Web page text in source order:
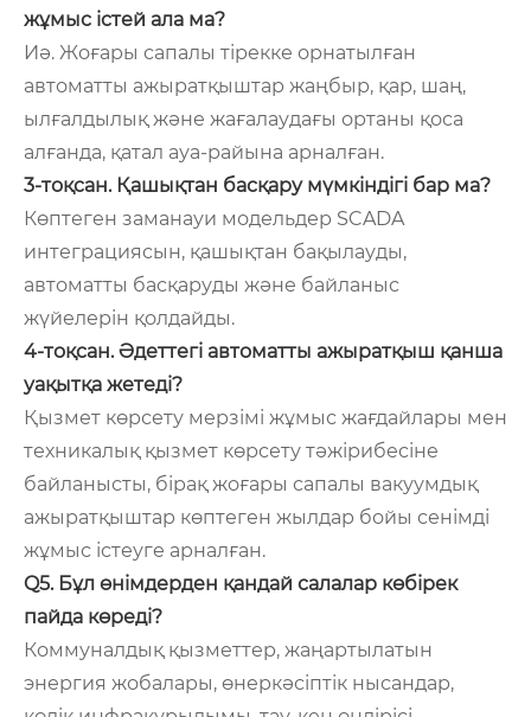
жұмыс істей ала ма?
Иә. Жоғары сапалы тірекке орнатылған
автоматты ажыратқыштар жаңбыр, қар, шаң,
ылғалдылық және жағалаудағы ортаны қоса
алғанда, қатал ауа-райына арналған.
3-тоқсан. Қашықтан басқару мүмкіндігі бар ма?
Көптеген заманауи модельдер SCADA
интеграциясын, қашықтан бақылауды,
автоматты басқаруды және байланыс
жүйелерін қолдайды.
4-тоқсан. Әдеттегі автоматты ажыратқыш қанша
уақытқа жетеді?
Қызмет көрсету мерзімі жұмыс жағдайлары мен
техникалық қызмет көрсету тәжірибесіне
байланысты, бірақ жоғары сапалы вакуумдық
ажыратқыштар көптеген жылдар бойы сенімді
жұмыс істеуге арналған.
Q5. Бұл өнімдерден қандай салалар көбірек
пайда көреді?
Коммуналдық қызметтер, жаңартылатын
энергия жобалары, өнеркәсіптік нысандар,